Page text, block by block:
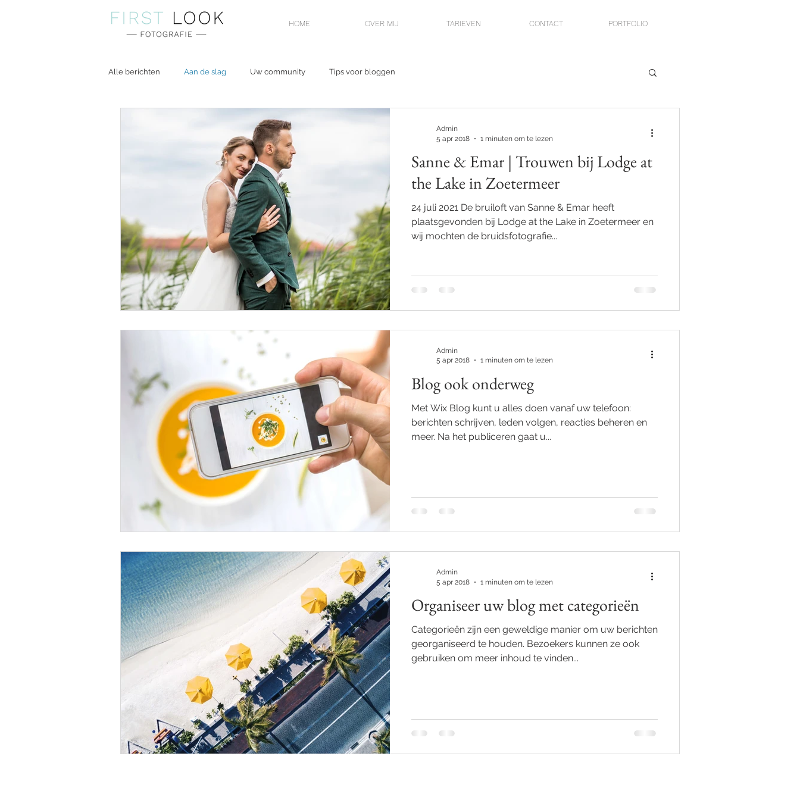
HOME OVER MIJ TARIEVEN CONTACT PORTFOLIO
Alle berichten Aan de slag Uw community Tips voor bloggen
Sanne & Emar | Trouwen bij Lodge at
the Lake in Zoetermeer
24 juli 2021 De bruiloft van Sanne & Emar heeft
plaatsgevonden bij Lodge at the Lake in Zoetermeer en
wij mochten de bruidsfotografie...
Admin
5 apr 2018
1 minuten om te lezen
Blog ook onderweg
Met Wix Blog kunt u alles doen vanaf uw telefoon:
berichten schrijven, leden volgen, reacties beheren en
meer. Na het publiceren gaat u...
Admin
5 apr 2018
1 minuten om te lezen
Organiseer uw blog met categorieën
Categorieën zijn een geweldige manier om uw berichten
georganiseerd te houden. Bezoekers kunnen ze ook
gebruiken om meer inhoud te vinden...
Admin
5 apr 2018
1 minuten om te lezen